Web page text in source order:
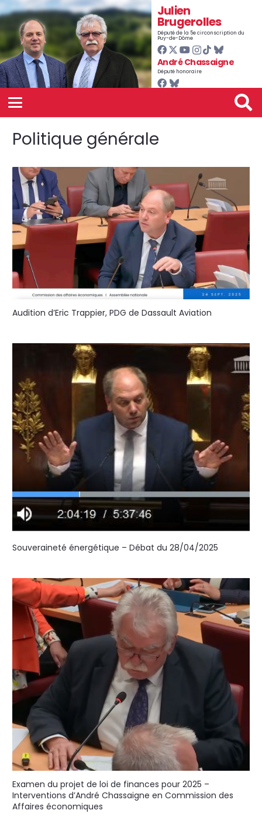
Julien
Brugerolles
Député de la 5e circonscription du
Puy-de-Dôme
André Chassaigne
Député honoraire
Politique générale
Audition d’Eric Trappier, PDG de Dassault Aviation
Souveraineté énergétique – Débat du 28/04/2025
Examen du projet de loi de finances pour 2025 –
Interventions d’André Chassaigne en Commission des
Affaires économiques